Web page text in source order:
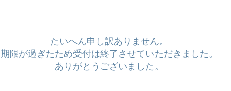
たいへん申し訳ありません。
期限が過ぎたため受付は終了させていただきました。
ありがとうございました。